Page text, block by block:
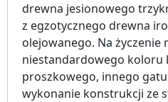
drewna jesionowego
z egzotycznego drewna
olejowanego. Na życzenie
niestandardowego koloru
proszkowego, innego
wykonanie konstrukcji ze